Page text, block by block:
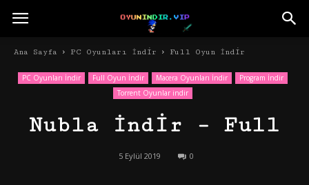
Ana Sayfa PC Oyunları İndir Full Oyun İndir
PC Oyunları İndir Full Oyun İndir Macera Oyunları İndir
Program İndir
Torrent Oyunlar indir
Nubla İndir – Full
5 Eylül 2019 0